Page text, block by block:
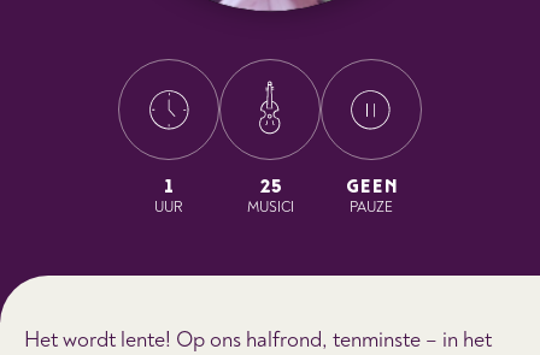
1
UUR
25
MUSICI
GEEN
PAUZE
Het wordt lente! Op ons halfrond, tenminste – in het